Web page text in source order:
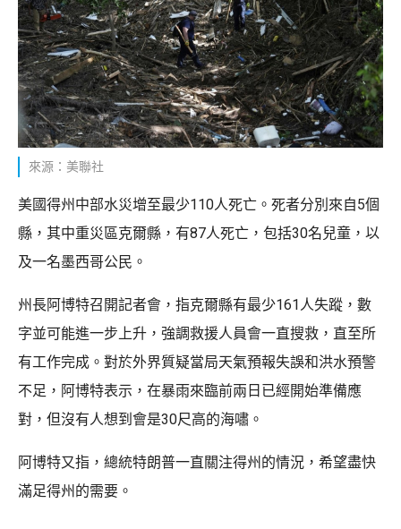
來源：美聯社
美國得州中部水災增至最少110人死亡。死者分別來自5個
縣，其中重災區克爾縣，有87人死亡，包括30名兒童，以
及一名墨西哥公民。
州長阿博特召開記者會，指克爾縣有最少161人失蹤，數
字並可能進一步上升，強調救援人員會一直搜救，直至所
有工作完成。對於外界質疑當局天氣預報失誤和洪水預警
不足，阿博特表示，在暴雨來臨前兩日已經開始準備應
對，但沒有人想到會是30尺高的海嘯。
阿博特又指，總統特朗普一直關注得州的情況，希望盡快
滿足得州的需要。